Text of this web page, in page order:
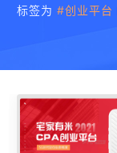
标签为#创业平台